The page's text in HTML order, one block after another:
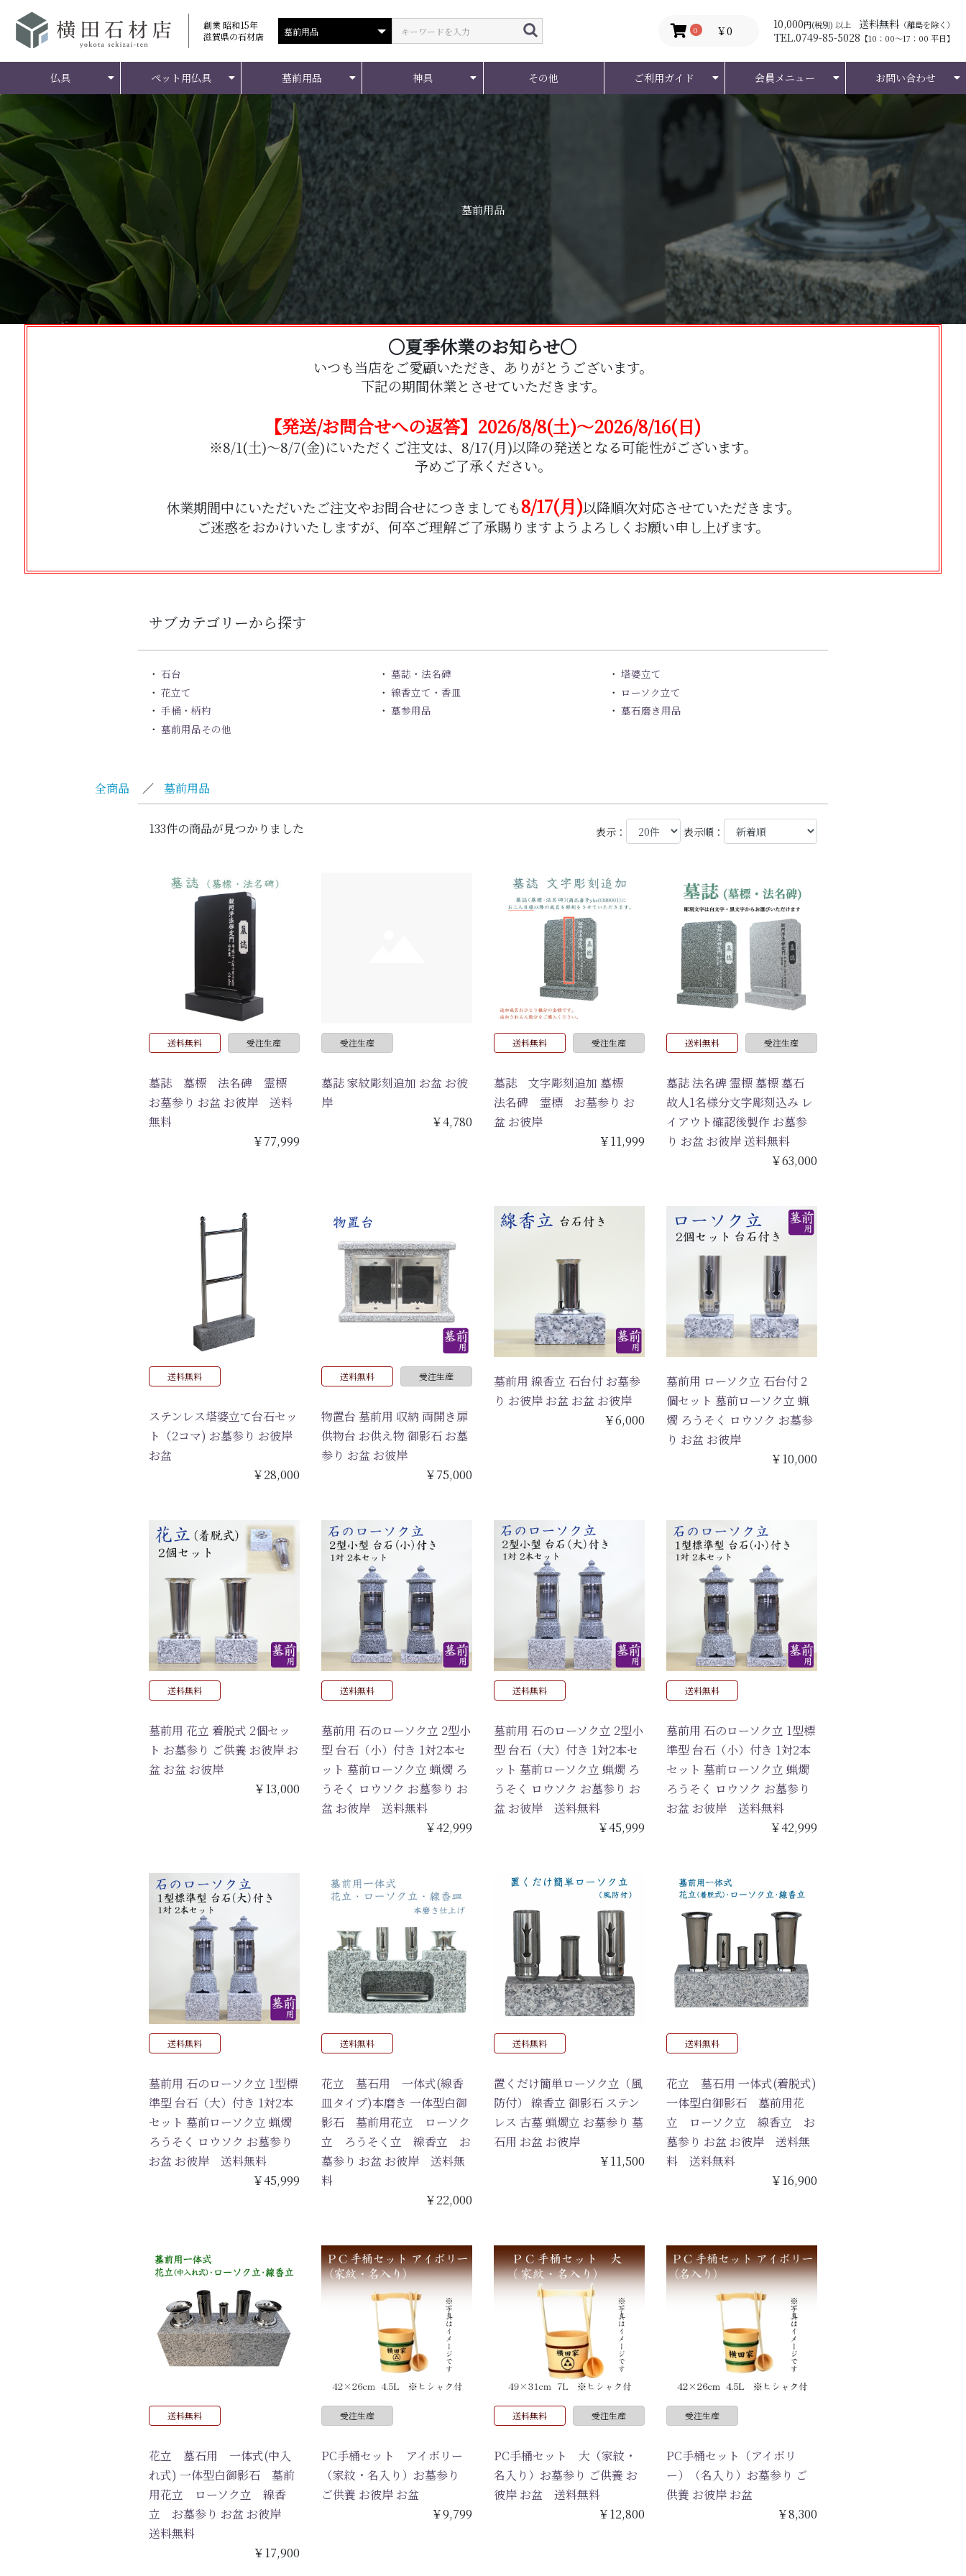
創業 昭和15年
滋賀県の石材店
0 ￥0
10,000円(税別) 以上 送料無料 （離島を除く）
TEL.0749-85-5028 【10：00～17：00 平日】
仏具 ペット用仏具 墓前用品 神具 その他 ご利用ガイド 会員メニュー お問い合わせ
墓前用品
〇夏季休業のお知らせ〇
いつも当店をご愛顧いただき、 ありがとうございます。
下記の期間休業とさせていただきます。
【発送/お問合せへの返答】2026/8/8(土)～2026/8/16(日)
※8/1(土)～8/7(金)にいただくご注文は、8/17(月)以降の発送となる可能性がございます。
予めご了承ください。
休業期間中にいただいたご注文やお問合せにつきましても8/17(月)以降順次対応させていただきます。
ご迷惑をおかけいたしますが、何卒ご理解ご了承賜りますようよろしくお願い申し上げます。
サブカテゴリーから探す
石台 墓誌・法名碑
塔婆立て
花立て
線香立て・香皿
ローソク立て
手桶・柄杓
墓参用品
墓石磨き用品
墓前用品その他
全商品 ／ 墓前用品
133件の商品が見つかりました 表示： 表示順：
送料無料 受注生産
墓誌 墓標 法名碑 霊標
お墓参り お盆 お彼岸 送料
無料
￥77,999
受注生産
墓誌 家紋彫刻追加 お盆 お彼
岸
￥4,780
送料無料 受注生産
墓誌 文字彫刻追加 墓標
法名碑 霊標 お墓参り お
盆 お彼岸
￥11,999
送料無料 受注生産
墓誌 法名碑 霊標 墓標 墓石
故人1名様分文字彫刻込み レ
イアウト確認後製作 お墓参
り お盆 お彼岸 送料無料
￥63,000
送料無料
ステンレス塔婆立て台石セッ
ト（2コマ) お墓参り お彼岸
お盆
￥28,000
送料無料 受注生産
物置台 墓前用 収納 両開き扉
供物台 お供え物 御影石 お墓
参り お盆 お彼岸
￥75,000
墓前用 線香立 石台付 お墓参
り お彼岸 お盆 お盆 お彼岸
￥6,000
墓前用 ローソク立 石台付 2
個セット 墓前ローソク立 蝋
燭 ろうそく ロウソク お墓参
り お盆 お彼岸
￥10,000
送料無料
墓前用 花立 着脱式 2個セッ
ト お墓参り ご供養 お彼岸 お
盆 お盆 お彼岸
￥13,000
送料無料
墓前用 石のローソク立 2型小
型 台石（小）付き 1対2本セ
ット 墓前ローソク立 蝋燭 ろ
うそく ロウソク お墓参り お
盆 お彼岸 送料無料
￥42,999
送料無料
墓前用 石のローソク立 2型小
型 台石（大）付き 1対2本セ
ット 墓前ローソク立 蝋燭 ろ
うそく ロウソク お墓参り お
盆 お彼岸 送料無料
￥45,999
送料無料
墓前用 石のローソク立 1型標
準型 台石（小）付き 1対2本
セット 墓前ローソク立 蝋燭
ろうそく ロウソク お墓参り
お盆 お彼岸 送料無料
￥42,999
送料無料
墓前用 石のローソク立 1型標
準型 台石（大）付き 1対2本
セット 墓前ローソク立 蝋燭
ろうそく ロウソク お墓参り
お盆 お彼岸 送料無料
￥45,999
送料無料
花立 墓石用 一体式(線香
皿タイプ)本磨き 一体型白御
影石 墓前用花立 ローソク
立 ろうそく立 線香立 お
墓参り お盆 お彼岸 送料無
料
￥22,000
送料無料
置くだけ簡単ローソク立（風
防付） 線香立 御影石 ステン
レス 古墓 蝋燭立 お墓参り 墓
石用 お盆 お彼岸
￥11,500
送料無料
花立 墓石用 一体式(着脱式)
一体型白御影石 墓前用花
立 ローソク立 線香立 お
墓参り お盆 お彼岸 送料無
料 送料無料
￥16,900
送料無料
花立 墓石用 一体式(中入
れ式) 一体型白御影石 墓前
用花立 ローソク立 線香
立 お墓参り お盆 お彼岸
送料無料
￥17,900
受注生産
PC手桶セット アイボリー
（家紋・名入り）お墓参り
ご供養 お彼岸 お盆
￥9,799
送料無料 受注生産
PC手桶セット 大（家紋・
名入り）お墓参り ご供養 お
彼岸 お盆 送料無料
￥12,800
受注生産
PC手桶セット（アイボリ
ー）（名入り）お墓参り ご
供養 お彼岸 お盆
￥8,300